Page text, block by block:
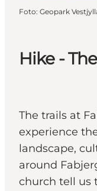
Hike -
The trails at
experience
landscape,
around
church tell us
Foto: Geopark